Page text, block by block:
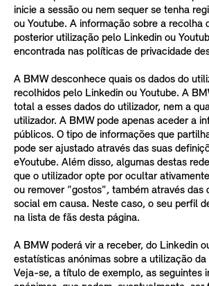
inicie a sessão ou nem sequer se tenha
ou Youtube. A informação sobre a recolha
posterior utilização pelo Linkedin ou
encontrada nas políticas de privacidade
A BMW desconhece quais os dados do
recolhidos pelo Linkedin ou Youtube. A
total a esses dados do utilizador, nem a
utilizador. A BMW pode apenas aceder a
públicos. O tipo de informações que
pode ser ajustado através das suas
eYoutube. Além disso, algumas destas
que o utilizador opte por ocultar
ou remover “gostos”, também através das
social em causa. Neste caso, o seu perfil
na lista de fãs desta página.
A BMW poderá vir a receber, do Linkedin
estatísticas anónimas sobre a utilização da
Veja-se, a título de exemplo, as seguintes